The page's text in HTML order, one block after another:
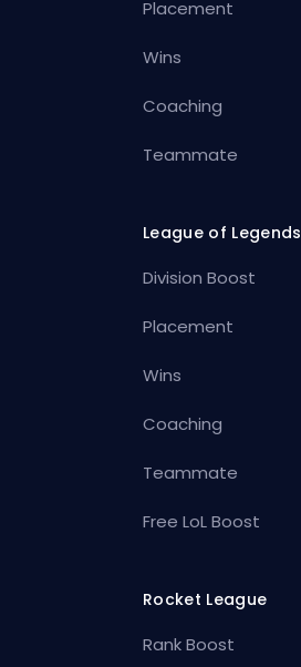
Placement
Wins
Coaching
Teammate
League of Legends
Division Boost
Placement
Wins
Coaching
Teammate
Free LoL Boost
Rocket League
Rank Boost